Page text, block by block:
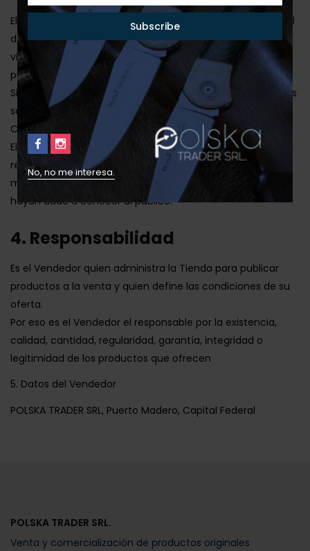
El Vendedor podrá ofrecer descuentos sobre el precio final
de venta de sus productos. Estos descuentos podrán ser
visualizados por los Compradores en la publicación de los
productos.
Si los descuentos son aplicados a través de cupones, éstos
sólo podrán ser utilizados exclusivamente por los
Compradores en la Tienda.
El alcance, la vigencia y difusión de los descuentos es
responsabilidad exclusiva del Vendedor, no pudiendo
modificar tales condiciones o cancelarlos una vez que se
hayan dado a conocer al público.
4. Responsabilidad
Es el Vendedor quien administra la Tienda para publicar
productos a la venta y quien define las condiciones de su
oferta.
Por eso es el Vendedor el responsable por la existencia,
calidad, cantidad, regularidad, garantía, integridad o
legitimidad de los productos que ofrecen
5. Datos del Vendedor
POLSKA TRADER SRL, Puerto Madero, Capital Federal
No, no me interesa.
POLSKA TRADER SRL.
Venta y comercialización de productos originales